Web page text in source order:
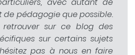
pédagogie que possible.
retrouver sur ce blog des
sur certains sujets
pas à nous en faire